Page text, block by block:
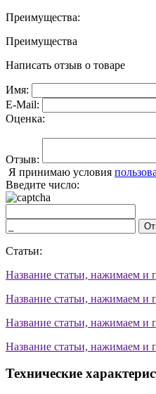
Преимущества:
Преимущества
Написать отзыв о товаре
Имя:
E-Mail:
Оценка:
Отзыв:
Я принимаю условия
Введите число:
Статьи:
Название статьи, нажимаем и
Название статьи, нажимаем и
Название статьи, нажимаем и
Название статьи, нажимаем и
Технические